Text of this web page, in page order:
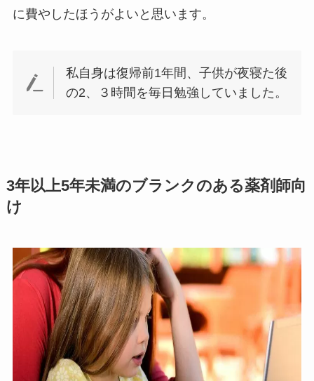
に費やしたほうがよいと思います。
私自身は復帰前1年間、子供が夜寝た後
の2、３時間を毎日勉強していました。
3年以上5年未満のブランクのある薬剤師向
け